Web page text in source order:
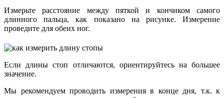
Измерьте расстояние между пяткой и кончиком самого
длинного пальца, как показано на рисунке. Измерение
проведите для обеих ног.
Если длины стоп отличаются, ориентируйтесь на большее
значение.
Мы рекомендуем проводить измерения в конце дня, т.к. к